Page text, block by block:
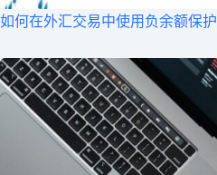
如何在外汇交易中使用负余额保护